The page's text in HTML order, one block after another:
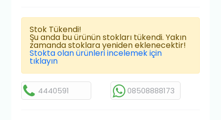
Stok Tükendi!
Şu anda bu ürünün stokları tükendi. Yakın
zamanda stoklara yeniden eklenecektir!
Stokta olan ürünleri incelemek için
tıklayın
4440591 08508888173